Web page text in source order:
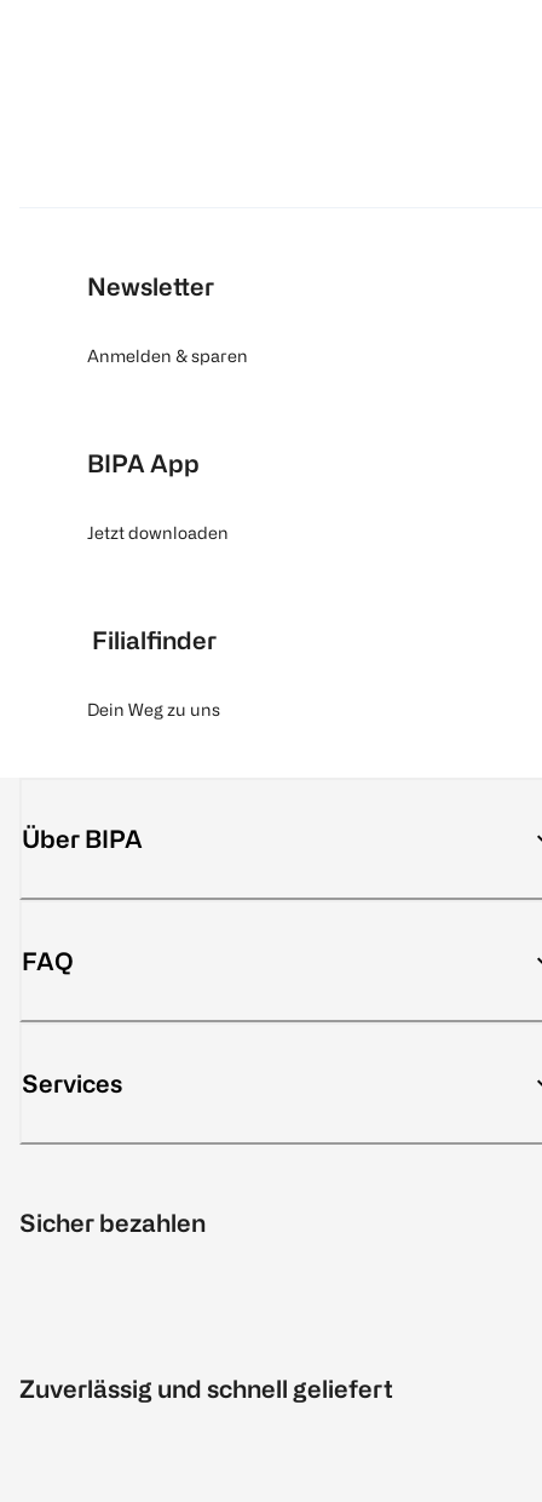
Newsletter
Anmelden & sparen
BIPA App
Jetzt downloaden
Filialfinder
Dein Weg zu uns
Über BIPA
FAQ
Services
Sicher bezahlen
Zuverlässig und schnell geliefert